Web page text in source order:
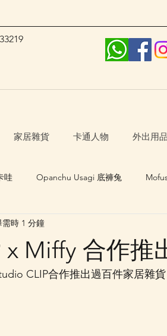
家居雜貨 卡通人物 外出用品
哇 Opanchu Usagi 底褲兔
卡通人物
x Miffy 合作推
需時 1 分鐘
CLIP合作推出過百件家居雜